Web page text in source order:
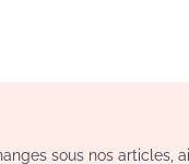
sous nos articles,